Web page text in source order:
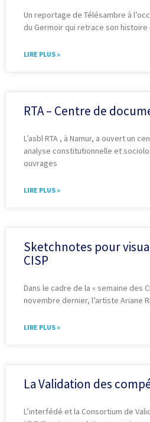
Un reportage de Télésambre à
du Germoir qui retrace son
LIRE PLUS »
RTA – Centre de
L’asbl RTA , à Namur, a ouvert un
analyse constitutionnelle et
ouvrages
LIRE PLUS »
Sketchnotes pour
CISP
Dans le cadre de la « semaine des
novembre dernier, l’artiste Ariane
LIRE PLUS »
La Validation des
L’interfédé et la Consortium de